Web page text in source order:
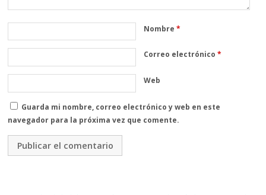
Nombre*
Correo electrónico*
Web
Guarda mi nombre, correo electrónico y web en este
navegador para la próxima vez que comente.